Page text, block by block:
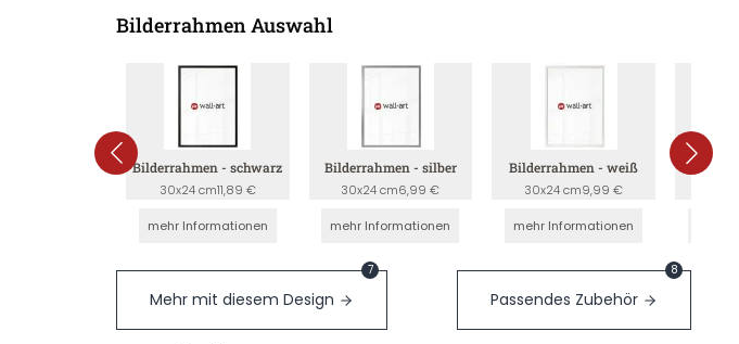
Bilderrahmen Auswahl
Bilderrahmen - schwarz
30x24 cm11,89 €
mehr Informationen
Bilderrahmen - silber
30x24 cm6,99 €
mehr Informationen
Bilderrahmen - weiß
30x24 cm9,99 €
mehr Informationen
Mehr mit diesem Design
7
Passendes Zubehör
8